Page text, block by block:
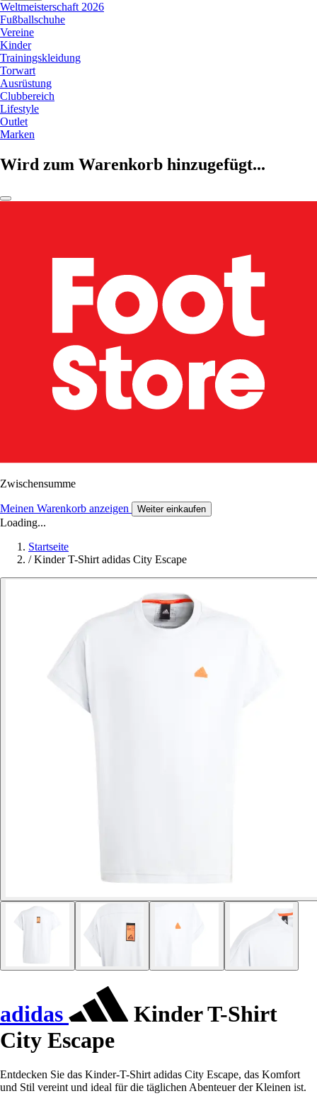
Weltmeisterschaft 2026
Fußballschuhe
Vereine
Kinder
Trainingskleidung
Torwart
Ausrüstung
Clubbereich
Lifestyle
Outlet
Marken
Wird zum Warenkorb hinzugefügt...
Zwischensumme
Meinen Warenkorb anzeigen Weiter einkaufen
Loading...
Startseite
/ Kinder T-Shirt adidas City Escape
adidas
Kinder T-Shirt
City Escape
Entdecken Sie das Kinder-T-Shirt adidas City Escape, das Komfort
und Stil vereint und ideal für die täglichen Abenteuer der Kleinen ist.